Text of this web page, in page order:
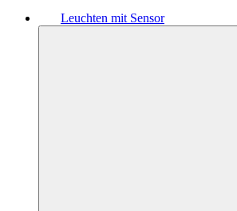
Leuchten mit Sensor